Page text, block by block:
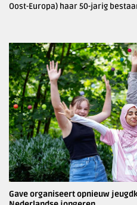
Oost-Europa) haar 50-jarig
Gave organiseert opnieuw